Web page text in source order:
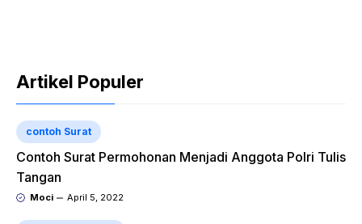
Artikel Populer
contoh Surat
Contoh Surat Permohonan Menjadi Anggota Polri Tulis
Tangan
Moci April 5, 2022